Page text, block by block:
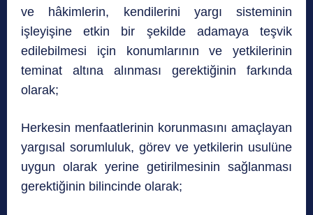
ve hâkimlerin, kendilerini yargı sisteminin
işleyişine etkin bir şekilde adamaya teşvik
edilebilmesi için konumlarının ve yetkilerinin
teminat altına alınması gerektiğinin farkında
olarak;
Herkesin menfaatlerinin korunmasını amaçlayan
yargısal sorumluluk, görev ve yetkilerin usulüne
uygun olarak yerine getirilmesinin sağlanması
gerektiğinin bilincinde olarak;